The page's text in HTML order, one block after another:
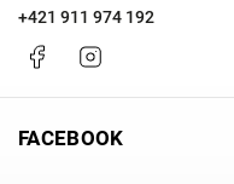
+421 911 974 192
Facebook
FACEBOOK